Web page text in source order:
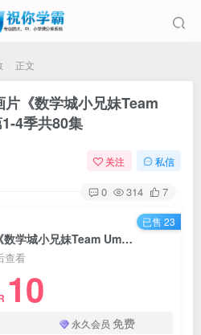
正文
《数学城小兄妹Team
4季共80集
关注 私信
0 314 7
幼儿数学启蒙益智动画片《数学城小兄妹Team Umizoomi》中文版第1-4季共80集
查看
10
永久会员 免费
已售 23